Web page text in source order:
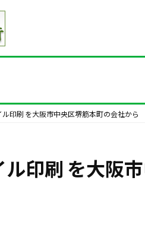
ル印刷 を大阪市中央区堺筋本町の会社から
ル印刷 を大阪